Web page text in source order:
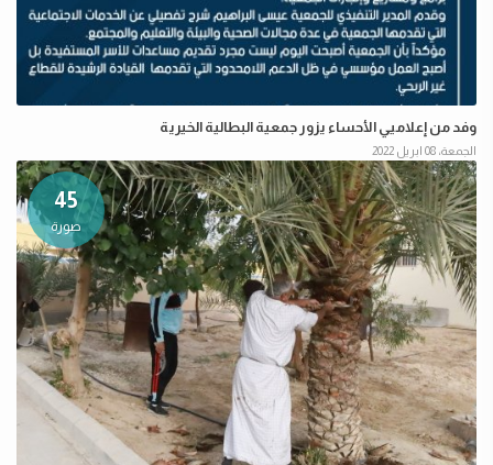
وفد من إعلاميي الأحساء يزور جمعية البطالية الخيرية
الجمعة، 08 ابريل 2022
45
صورة